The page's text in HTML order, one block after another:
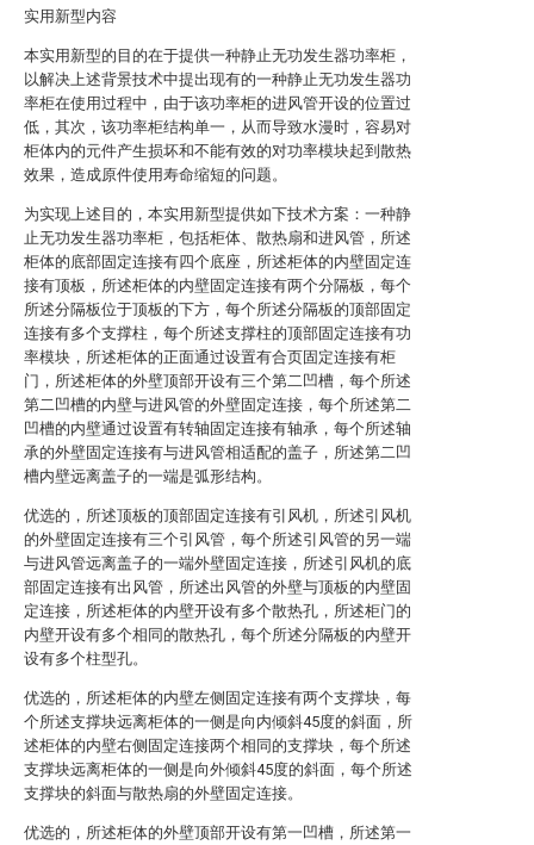
实用新型内容
本实用新型的目的在于提供一种静止无功发生器功率柜，
以解决上述背景技术中提出现有的一种静止无功发生器功
率柜在使用过程中，由于该功率柜的进风管开设的位置过
低，其次，该功率柜结构单一，从而导致水漫时，容易对
柜体内的元件产生损坏和不能有效的对功率模块起到散热
效果，造成原件使用寿命缩短的问题。
为实现上述目的，本实用新型提供如下技术方案：一种静
止无功发生器功率柜，包括柜体、散热扇和进风管，所述
柜体的底部固定连接有四个底座，所述柜体的内壁固定连
接有顶板，所述柜体的内壁固定连接有两个分隔板，每个
所述分隔板位于顶板的下方，每个所述分隔板的顶部固定
连接有多个支撑柱，每个所述支撑柱的顶部固定连接有功
率模块，所述柜体的正面通过设置有合页固定连接有柜
门，所述柜体的外壁顶部开设有三个第二凹槽，每个所述
第二凹槽的内壁与进风管的外壁固定连接，每个所述第二
凹槽的内壁通过设置有转轴固定连接有轴承，每个所述轴
承的外壁固定连接有与进风管相适配的盖子，所述第二凹
槽内壁远离盖子的一端是弧形结构。
优选的，所述顶板的顶部固定连接有引风机，所述引风机
的外壁固定连接有三个引风管，每个所述引风管的另一端
与进风管远离盖子的一端外壁固定连接，所述引风机的底
部固定连接有出风管，所述出风管的外壁与顶板的内壁固
定连接，所述柜体的内壁开设有多个散热孔，所述柜门的
内壁开设有多个相同的散热孔，每个所述分隔板的内壁开
设有多个柱型孔。
优选的，所述柜体的内壁左侧固定连接有两个支撑块，每
个所述支撑块远离柜体的一侧是向内倾斜45度的斜面，所
述柜体的内壁右侧固定连接两个相同的支撑块，每个所述
支撑块远离柜体的一侧是向外倾斜45度的斜面，每个所述
支撑块的斜面与散热扇的外壁固定连接。
优选的，所述柜体的外壁顶部开设有第一凹槽，所述第一